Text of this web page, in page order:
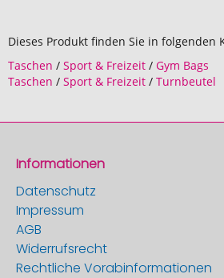
Dieses Produkt finden Sie in folgenden
Taschen / Sport & Freizeit / Gym Bags
Taschen / Sport & Freizeit / Turnbeutel
Informationen
Datenschutz
Impressum
AGB
Widerrufsrecht
Rechtliche Vorabinformationen